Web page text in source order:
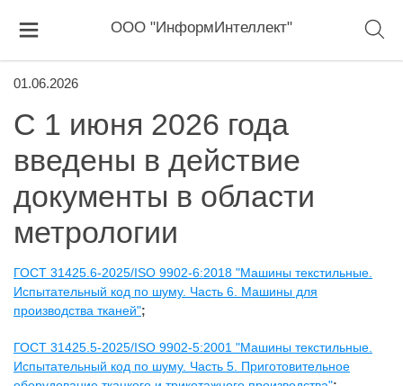
ООО "ИнформИнтеллект"
01.06.2026
С 1 июня 2026 года
введены в действие
документы в области
метрологии
ГОСТ 31425.6-2025/ISO 9902-6:2018 "Машины текстильные.
Испытательный код по шуму. Часть 6. Машины для
производства тканей";
ГОСТ 31425.5-2025/ISO 9902-5:2001 "Машины текстильные.
Испытательный код по шуму. Часть 5. Приготовительное